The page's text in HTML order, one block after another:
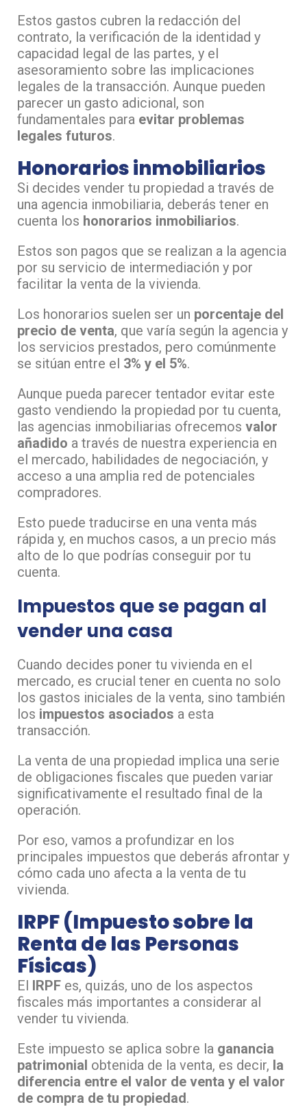
Estos gastos cubren la redacción del
contrato, la verificación de la identidad y
capacidad legal de las partes, y el
asesoramiento sobre las implicaciones
legales de la transacción. Aunque pueden
parecer un gasto adicional, son
fundamentales para evitar problemas
legales futuros.
Honorarios inmobiliarios
Si decides vender tu propiedad a través de
una agencia inmobiliaria, deberás tener en
cuenta los honorarios inmobiliarios.
Estos son pagos que se realizan a la agencia
por su servicio de intermediación y por
facilitar la venta de la vivienda.
Los honorarios suelen ser un porcentaje del
precio de venta, que varía según la agencia y
los servicios prestados, pero comúnmente
se sitúan entre el 3% y el 5%.
Aunque pueda parecer tentador evitar este
gasto vendiendo la propiedad por tu cuenta,
las agencias inmobiliarias ofrecemos valor
añadido a través de nuestra experiencia en
el mercado, habilidades de negociación, y
acceso a una amplia red de potenciales
compradores.
Esto puede traducirse en una venta más
rápida y, en muchos casos, a un precio más
alto de lo que podrías conseguir por tu
cuenta.
Impuestos que se pagan al
vender una casa
Cuando decides poner tu vivienda en el
mercado, es crucial tener en cuenta no solo
los gastos iniciales de la venta, sino también
los impuestos asociados a esta
transacción.
La venta de una propiedad implica una serie
de obligaciones fiscales que pueden variar
significativamente el resultado final de la
operación.
Por eso, vamos a profundizar en los
principales impuestos que deberás afrontar y
cómo cada uno afecta a la venta de tu
vivienda.
IRPF (Impuesto sobre la
Renta de las Personas
Físicas)
El IRPF es, quizás, uno de los aspectos
fiscales más importantes a considerar al
vender tu vivienda.
Este impuesto se aplica sobre la ganancia
patrimonial obtenida de la venta, es decir, la
diferencia entre el valor de venta y el valor
de compra de tu propiedad.